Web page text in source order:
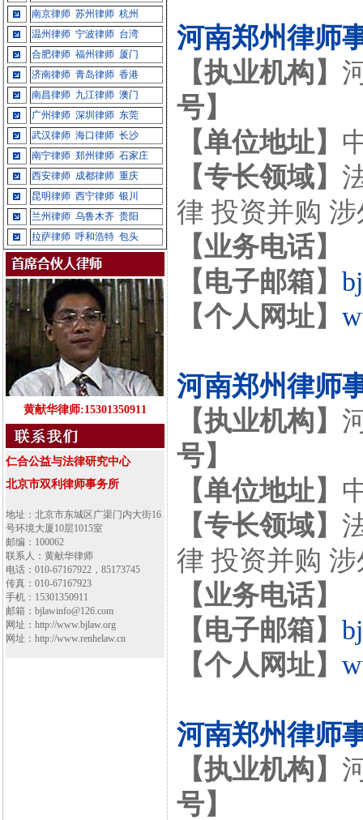
南京律师 苏州律师 杭州
温州律师 宁波律师 台湾
合肥律师 福州律师 厦门
济南律师 青岛律师 香港
南昌律师 九江律师 澳门
广州律师 深圳律师 东莞
武汉律师 海口律师 长沙
南宁律师 郑州律师 石家庄
西安律师 成都律师 重庆
昆明律师 西宁律师 银川
兰州律师 乌鲁木齐 贵阳
拉萨律师 呼和浩特 包头
黄献华律师:15301350911
仁合公益与法律研究中心
北京市双利律师事务所
地址：北京市东城区广渠门内大街16
号环境大厦10层1015室
邮编：100062
联系人：黄献华律师
电话：010-67167922，85173745
传真：010-67167923
手机：15301350911
邮箱：bjlawinfo@126.com
网址：http://www.bjlaw.org
网址：http://www.renhelaw.cn
河南郑州律师
【执业机构】
号】
【单位地址】
【专长领域】
律 投资并购
【业务电话】
【电子邮箱】
【个人网址】
河南郑州律师
【执业机构】
号】
【单位地址】
【专长领域】
律 投资并购
【业务电话】
【电子邮箱】
【个人网址】
河南郑州律师
【执业机构】
号】